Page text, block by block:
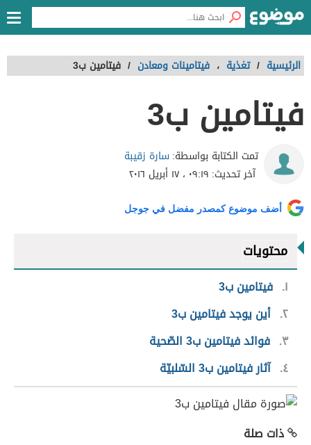
الرئيسية / تغذية ، فيتامينات ومعادن / فيتامين ب3
فيتامين ب3
تمت الكتابة بواسطة:سارة زقيبة
آخر تحديث: ٠٩:١٩ ، ١٧ أبريل ٢٠١٦
أضف موضوع كمصدر مفضل في جوجل
محتويات
١ فيتامين ب3
٢ أين يوجد فيتامين ب3
٣ فوائد فيتامين ب3 الصّحية
٤ آثار فيتامين ب3 السّلبيّة
ذات صلة